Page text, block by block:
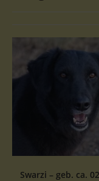
Swarzi – geb. ca.